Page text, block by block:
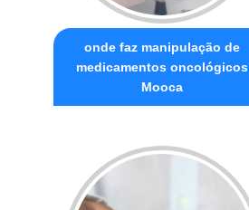
onde faz manipulação de
medicamentos oncológicos
Mooca